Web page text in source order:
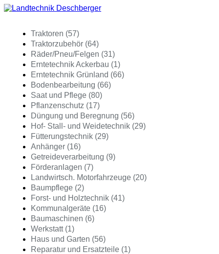
Traktoren (57)
Traktorzubehör (64)
Räder/Pneu/Felgen (31)
Erntetechnik Ackerbau (1)
Erntetechnik Grünland (66)
Bodenbearbeitung (66)
Saat und Pflege (80)
Pflanzenschutz (17)
Düngung und Beregnung (56)
Hof- Stall- und Weidetechnik (29)
Fütterungstechnik (29)
Anhänger (16)
Getreideverarbeitung (9)
Förderanlagen (7)
Landwirtsch. Motorfahrzeuge (20)
Baumpflege (2)
Forst- und Holztechnik (41)
Kommunalgeräte (16)
Baumaschinen (6)
Werkstatt (1)
Haus und Garten (56)
Reparatur und Ersatzteile (1)